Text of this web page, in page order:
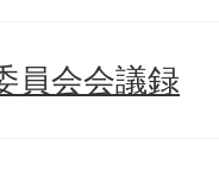
員会会議録